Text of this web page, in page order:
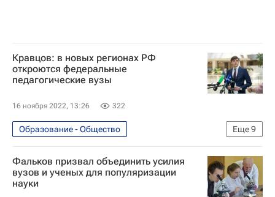
Кравцов: в новых регионах РФ
откроются федеральные
педагогические вузы
16 ноября 2022, 13:26 322
Еще9
Образование - Общество
Навигатор абитуриента
Сергей Кравцов
Владимир Путин
Россия
Фальков призвал объединить усилия
вузов и ученых для популяризации
науки